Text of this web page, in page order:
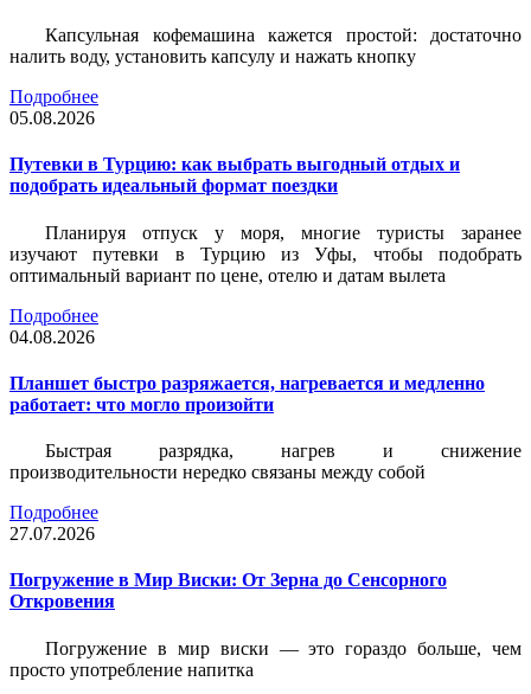
Капсульная кофемашина кажется простой: достаточно
налить воду, установить капсулу и нажать кнопку
Подробнее
05.08.2026
Путевки в Турцию: как выбрать выгодный отдых и
подобрать идеальный формат поездки
Планируя отпуск у моря, многие туристы заранее
изучают путевки в Турцию из Уфы, чтобы подобрать
оптимальный вариант по цене, отелю и датам вылета
Подробнее
04.08.2026
Планшет быстро разряжается, нагревается и медленно
работает: что могло произойти
Быстрая разрядка, нагрев и снижение
производительности нередко связаны между собой
Подробнее
27.07.2026
Погружение в Мир Виски: От Зерна до Сенсорного
Откровения
Погружение в мир виски — это гораздо больше, чем
просто употребление напитка